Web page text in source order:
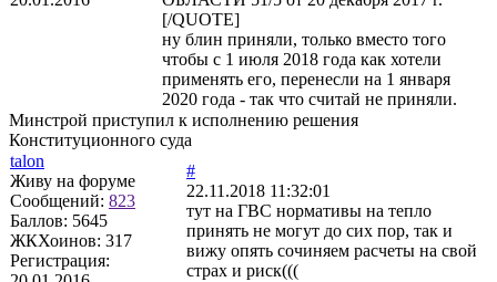
[/QUOTE]
ну блин приняли, только вместо того
чтобы с 1 июля 2018 года как хотели
применять его, перенесли на 1 января
2020 года - так что считай не приняли.
Минстрой приступил к исполнению решения
Конституционного суда
talon
Живу на форуме
Сообщений: 823
Баллов: 5645
ЖКХоинов: 317
Регистрация:
#
22.11.2018 11:32:01
тут на ГВС нормативы на тепло
принять не могут до сих пор, так и
вижу опять сочиняем расчеты на свой
страх и риск(((